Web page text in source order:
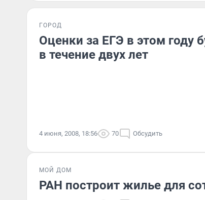
ГОРОД
Оценки за ЕГЭ в этом году
в течение двух лет
4 июня, 2008, 18:56 70 Обсудить
МОЙ ДОМ
РАН построит жилье для